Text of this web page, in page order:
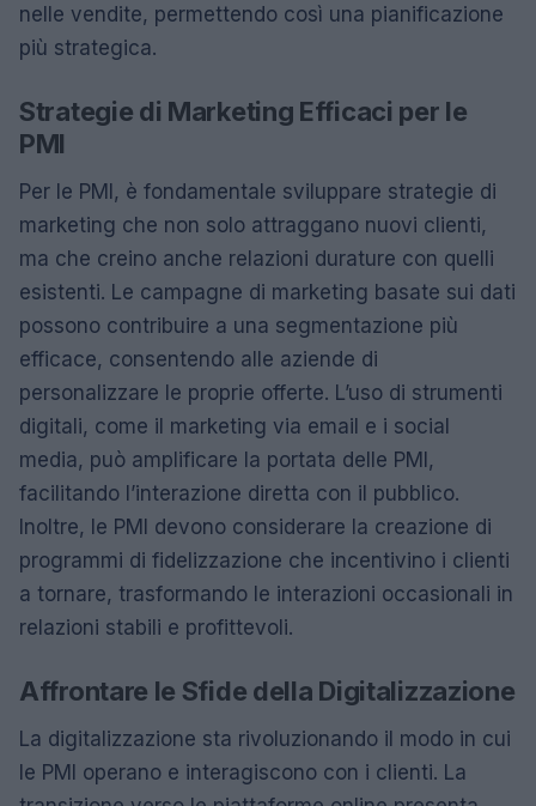
nelle vendite, permettendo così una pianificazione
più strategica.
Strategie di Marketing Efficaci per le
PMI
Per le PMI, è fondamentale sviluppare strategie di
marketing che non solo attraggano nuovi clienti,
ma che creino anche relazioni durature con quelli
esistenti. Le campagne di marketing basate sui dati
possono contribuire a una segmentazione più
efficace, consentendo alle aziende di
personalizzare le proprie offerte. L’uso di strumenti
digitali, come il marketing via email e i social
media, può amplificare la portata delle PMI,
facilitando l’interazione diretta con il pubblico.
Inoltre, le PMI devono considerare la creazione di
programmi di fidelizzazione che incentivino i clienti
a tornare, trasformando le interazioni occasionali in
relazioni stabili e profittevoli.
Affrontare le Sfide della Digitalizzazione
La digitalizzazione sta rivoluzionando il modo in cui
le PMI operano e interagiscono con i clienti. La